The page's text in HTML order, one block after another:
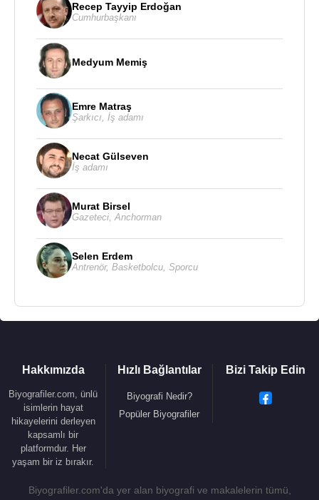
Recep Tayyip Erdoğan
Cumhurbaşkanı
Medyum Memiş
Emre Matraş
Şarkıcı, İş adamı
Necat Gülseven
İş adamı
Murat Birsel
Gazeteci,Anchorman
Selen Erdem
Antrenör, Basketbolcu, Sporcu
Hakkımızda
Biyografiler.com, ünlü
isimlerin hayat
hikayelerini derleyen
kapsamlı bir
platformdur. Her
yaşam bir iz bırakır.
Hızlı Bağlantılar
Biyografi Nedir?
Popüler Biyografiler
Bizi Takip Edin
Biyografiler.com'da yer alan biyografi ve makalelerin tümü,